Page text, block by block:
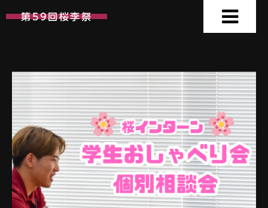
第59回桜李祭